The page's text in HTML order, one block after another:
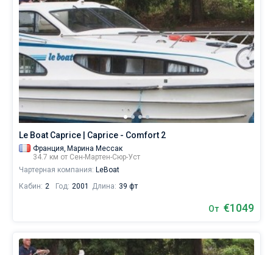
регионы
яхтинга:
Le Boat Caprice | Caprice - Comfort 2
Франция, Марина Мессак
34.7 км от Сен-Мартен-Сюр-Уст
Чартерная компания: LeBoat
Кабин: 2 Год: 2001 Длина: 39 фт
От €1049